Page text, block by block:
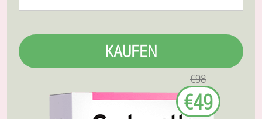
KAUFEN
€98
€49